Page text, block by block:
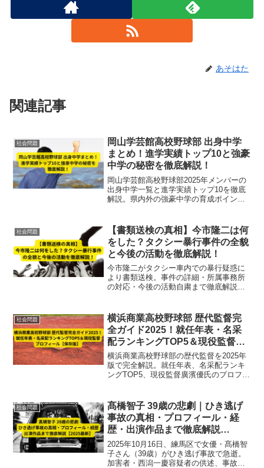
あそはた
関連記事
社会問題
岡山学芸館高校野球部 出身中学
まとめ！進学実績トップ10と強豪
中学の秘密を徹底解説！
岡山学芸館高校野球部2025年メンバーの
出身中学一覧と進学実績トップ10を徹底
解説。県内外の強豪中学の育成ポイント
社会問題
【書類送検の真相】今市隆二は何
をした？タクシー暴行事件の全貌
と今後の活動を徹底解説！
今市隆二がタクシー車内での暴行疑惑に
より書類送検。事件の詳細・所属事務所
の対応・今後の活動自粛まで徹底解説し
社会問題
横浜商業高校野球部 歴代監督完
全ガイド2025！就任年表・名采
配ランキングTOP5＆現役監督プ
ロフィール【保存版】
横浜商業高校野球部の歴代監督を2025年
版で完全解説。就任年表、名采配ランキ
ングTOP5、現役監督廣濱優氏のプロフィ
社会問題
髙橋智子 39歳の悲劇｜ひき逃げ
事故の真相・プロフィール・経
歴・出演作品まで徹底解説
【2025最新】
2025年10月16日、練馬区で女優・髙橋智
子さん（39歳）がひき逃げ事故で急逝。
加害者・西潟一慶容疑者の供述、事故の